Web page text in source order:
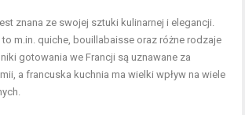
znana ze swojej sztuki kulinarnej i elegancji.
m.in. quiche, bouillabaisse oraz różne rodzaje
gotowania we Francji są uznawane za
a francuska kuchnia ma wielki wpływ na wiele